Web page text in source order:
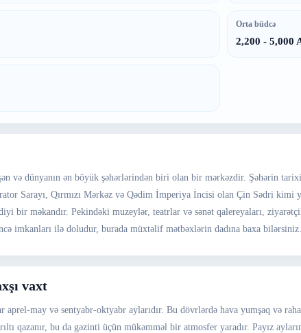
Orta büdcə
2,200 - 5,000
və dünyanın ən böyük şəhərlərindən biri olan bir mərkəzdir. Şəhərin
Sarayı, Qırmızı Mərkəz və Qədim İmperiya İncisi olan Çin Sədri
bir məkandır. Pekindəki muzeylər, teatrlar və sənət qalereyaları,
imkanları ilə doludur, burada müxtəlif mətbəxlərin dadına baxa bilərsiniz.
vaxt
aprel-may və sentyabr-oktyabr aylarıdır. Bu dövrlərdə hava yumşaq və
qazanır, bu da gəzinti üçün mükəmməl bir atmosfer yaradır. Payız